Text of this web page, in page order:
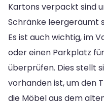
Kartons verpackt sind
Schränke leergeräumt
Es ist auch wichtig, im
oder einen Parkplatz
überprüfen. Dies stellt
vorhanden ist, um den
die Möbel aus dem